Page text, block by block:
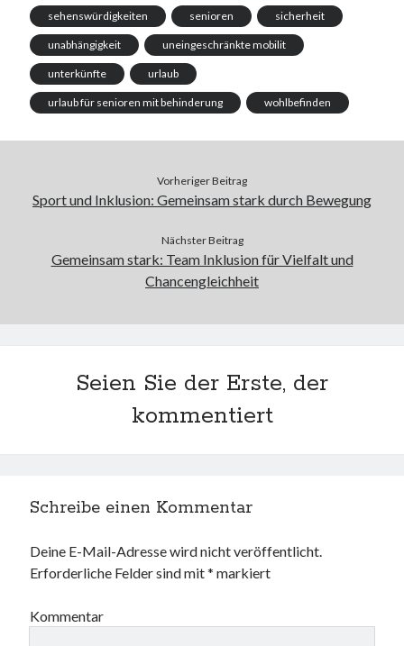
sehenswürdigkeiten senioren sicherheit
unabhängigkeit uneingeschränkte mobilit
unterkünfte urlaub
urlaub für senioren mit behinderung wohlbefinden
Vorheriger Beitrag
Sport und Inklusion: Gemeinsam stark durch Bewegung
Nächster Beitrag
Gemeinsam stark: Team Inklusion für Vielfalt und
Chancengleichheit
Seien Sie der Erste, der
kommentiert
Schreibe einen Kommentar
Deine E-Mail-Adresse wird nicht veröffentlicht.
Erforderliche Felder sind mit* markiert
Kommentar